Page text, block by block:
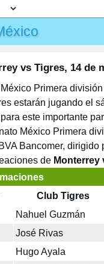
vs Tigres, 14 de
Primera
estarán jugando el
este importante
México Primera
Bancomer,
de Monterrey
Club Tigres
Nahuel Guzmán
José Rivas
Hugo Ayala
▶ Partidos
✎ Otros